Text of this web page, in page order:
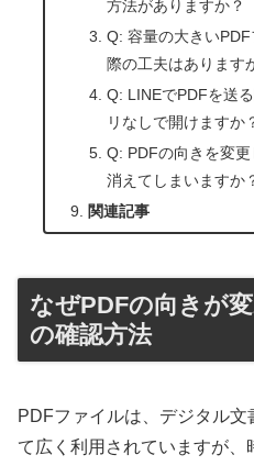
方法がありますか？
Q: 容量の大きい
際の工夫はあります
Q: LINEでPDFを送
リなしで開けますか
Q: PDFの向きを変
消えてしまいますか
関連記事
なぜPDFの向きが
の確認方法
PDFファイルは、デジタル
て広く利用されていますが